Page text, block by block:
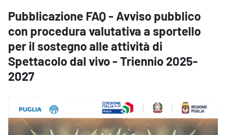
Pubblicazione FAQ - Avviso pubblico
con procedura valutativa a sportello
per il sostegno alle attività di
Spettacolo dal vivo - Triennio 2025-
2027